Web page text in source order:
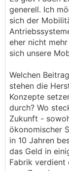
generell. Ich
sich der
eher nicht
sich unsere
Welchen
stehen die
Konzepte
durch? Wo
Zukunft -
ökonomischer
in 10 Jahren
das Geld in
Fabrik